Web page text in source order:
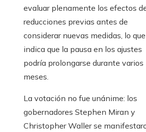
evaluar plenamente los efectos
reducciones previas antes de
considerar nuevas medidas, lo que
indica que la pausa en los ajustes
podría prolongarse durante varios
meses.
La votación no fue unánime: los
gobernadores Stephen Miran y
Christopher Waller se